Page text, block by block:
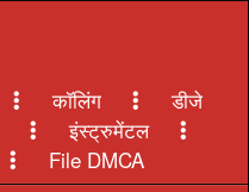
कॉलिंग
डीजे
इंस्ट्रुमेंटल
File DMCA